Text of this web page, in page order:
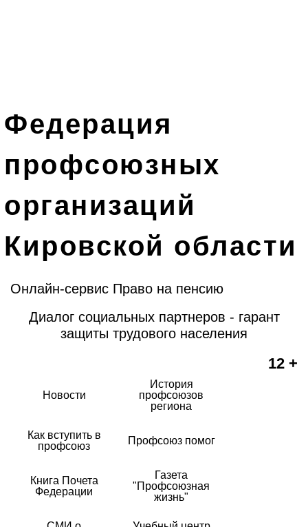
Федерация
профсоюзных
организаций
Кировской области
Онлайн-сервис Право на пенсию
Диалог социальных партнеров - гарант
защиты трудового населения
12 +
Новости
История
профсоюзов
региона
Как вступить в
профсоюз
Профсоюз помог
Книга Почета
Федерации
Газета
"Профсоюзная
жизнь"